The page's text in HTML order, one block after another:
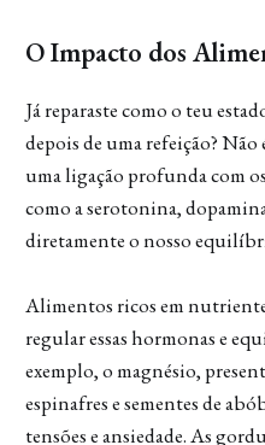
O Impacto dos
Já reparaste como o teu
depois de uma refeição?
uma ligação profunda com
como a serotonina,
diretamente o nosso
Alimentos ricos em
regular essas hormonas e
exemplo, o magnésio,
espinafres e sementes de
tensões e ansiedade. As